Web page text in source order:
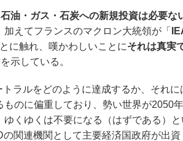
石油・ガス・石炭への新規投資は必要な
えてフランスのマクロン大統領が「
に触れ、嘆かわしいことにそれは真実
示している。
ラルをどのように達成するか、それに
のに偏重しており、勢い世界が2050
くゆくは不要になる（はずである）と
関連機関として主要経済国政府が出資